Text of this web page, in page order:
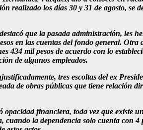
realizado los días 30 y 31 de agosto,
que la pasada administración, les
en las cuentas del fondo general.
mil pesos de acuerdo con lo
de algunos empleados.
tres escoltas del ex
de obras públicas que tiene relación
financiera, toda vez que existe
cuando la dependencia solo cuenta con